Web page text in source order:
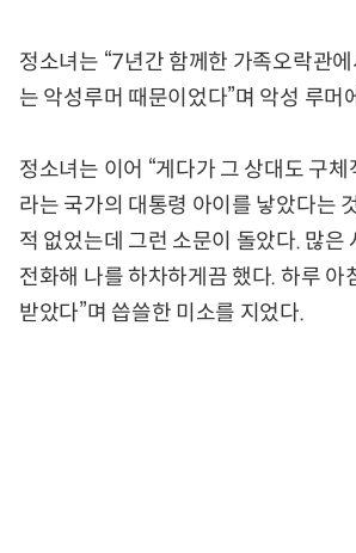
정소녀는 “7년간 함께한 가족오락관
는 악성루머 때문이었다”며 악성 루머
정소녀는 이어 “게다가 그 상대도 구체
라는 국가의 대통령 아이를 낳았다는
적 없었는데 그런 소문이 돌았다. 많은
전화해 나를 하차하게끔 했다. 하루 아
받았다”며 씁쓸한 미소를 지었다.